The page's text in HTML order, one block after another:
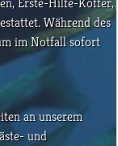
Während des
im Notfall sofort
an unserem
und